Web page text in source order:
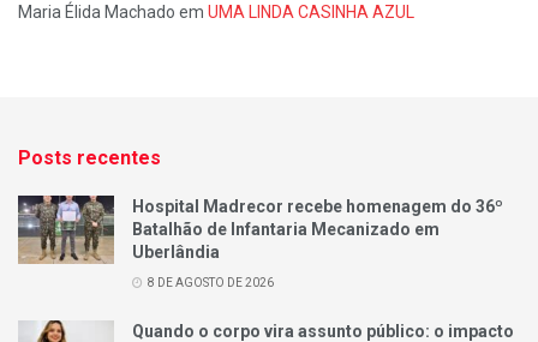
Maria Élida Machado em UMA LINDA CASINHA AZUL
Posts recentes
Hospital Madrecor recebe homenagem do 36º
Batalhão de Infantaria Mecanizado em
Uberlândia
8 DE AGOSTO DE 2026
Quando o corpo vira assunto público: o impacto